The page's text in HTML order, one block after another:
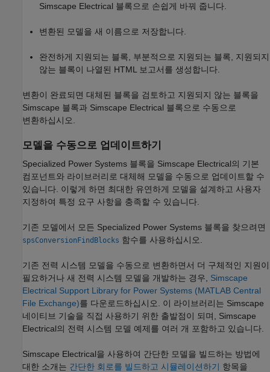
Simscape Electrical 블록으로 손쉽게 바꿔 줍니다.
변환된 모델을 새 이름으로 저장합니다.
완전하게 지원되는 블록, 부분적으로 지원되는 블록, 지원되지
않는 블록이 나열된 HTML 보고서를 생성합니다.
변환이 완료되면 대체된 블록을 검토하고 지원되지 않는 블록을
Simscape 블록과 Simscape Electrical 블록으로 수동으로
변환하십시오.
모델을 수동으로 업데이트하기
Specialized Power Systems 블록을 Simscape Electrical의 기본
컴포넌트와 라이브러리로 대체해 모델을 수동으로 업데이트할 수
있습니다. 이렇게 하면 최대한 유연하게 모델을 설계하고 사용자
지정하여 특정 요구 사항을 충족할 수 있습니다.
기존 모델에서 모든 Specialized Power Systems 블록을 찾으려면
spsConversionFindBlocks 함수를 사용하십시오.
기존 전력 시스템 모델을 수동으로 변환하면서 더 구체적인 지원이
필요하거나 새 전력 시스템 모델을 개발하는 경우, Simscape
Electrical Support Library for Power Systems (MATLAB Central
File Exchange)를 다운로드하십시오. 이 라이브러리는 Simscape
네이티브 기술을 직접 사용하기 위한 출발점이 되며, Simscape
Electrical의 전력 시스템 모델 예제를 여러 개 포함하고 있습니다.
Simscape Electrical을 사용하여 간단한 모델을 빌드하는 방법에
대한 소개는 간단한 회로를 빌드하고 시뮬레이션하기 항목을